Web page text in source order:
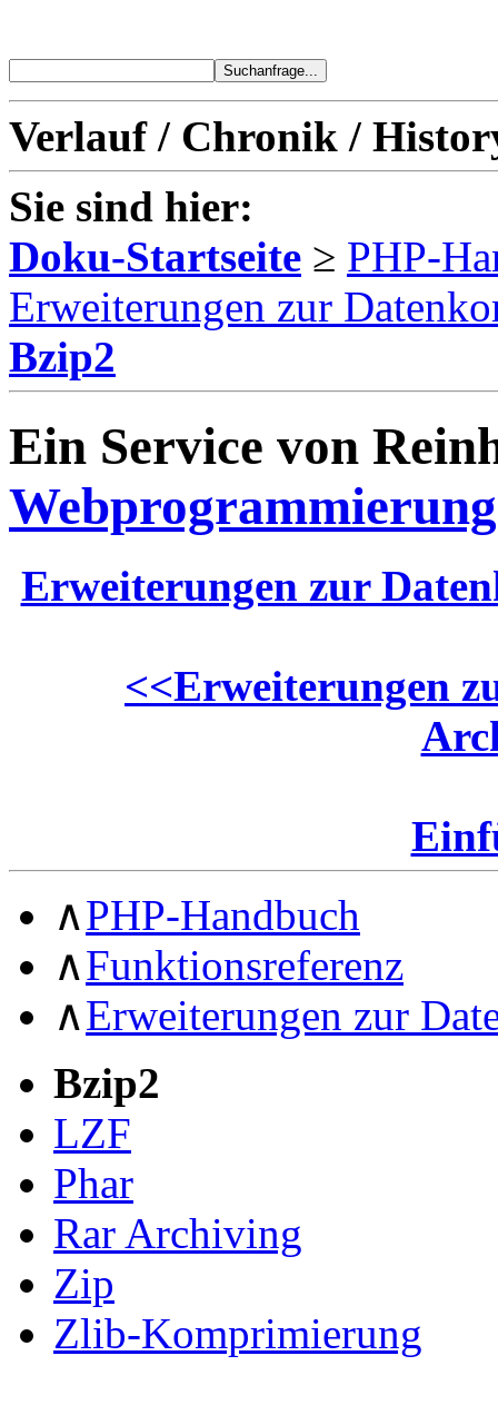
Verlauf / Chronik /
Sie sind hier:
Doku-Startseite ≥ PHP-
Erweiterungen zur
Bzip2
Ein Service von
Webprogrammierung
Erweiterungen zur
<<Erweiterungen
∧PHP-Handbuch
∧Funktionsreferenz
∧Erweiterungen zur
Bzip2
LZF
Phar
Rar Archiving
Zip
Zlib-Komprimierung